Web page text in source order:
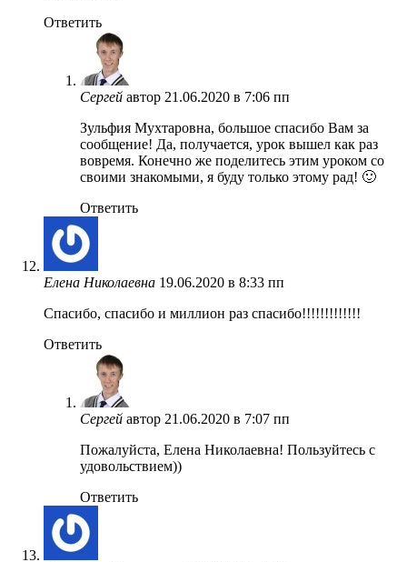
Ответить
Сергей автор 21.06.2020 в 7:06 пп
Зульфия Мухтаровна, большое спасибо Вам за
сообщение! Да, получается, урок вышел как раз
вовремя. Конечно же поделитесь этим уроком со
своими знакомыми, я буду только этому рад! 🙂
Ответить
Елена Николаевна 19.06.2020 в 8:33 пп
Спасибо, спасибо и миллион раз спасибо!!!!!!!!!!!!!
Ответить
Сергей автор 21.06.2020 в 7:07 пп
Пожалуйста, Елена Николаевна! Пользуйтесь с
удовольствием))
Ответить